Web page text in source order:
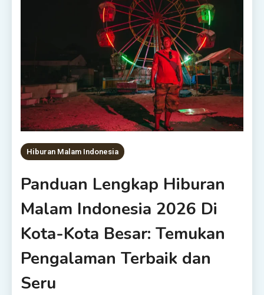
Hiburan Malam Indonesia
Panduan Lengkap Hiburan
Malam Indonesia 2026 Di
Kota-Kota Besar: Temukan
Pengalaman Terbaik dan
Seru